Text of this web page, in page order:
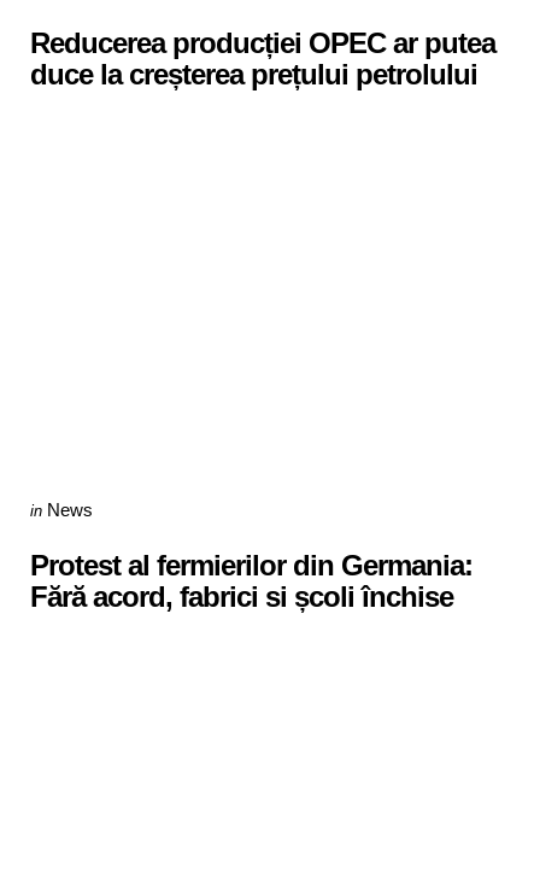
Reducerea producției OPEC ar putea
duce la creșterea prețului petrolului
Categories
Posted
in News
Protest al fermierilor din Germania:
Fără acord, fabrici si școli închise